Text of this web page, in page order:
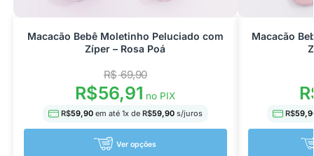
Macacão Bebê Moletinho Peluciado com
Zíper – Rosa Poá
R$69,90
R$56,91 no PIX
R$59,90 em até 1x de R$59,90s/juros
Ver opções
Macacão
R$